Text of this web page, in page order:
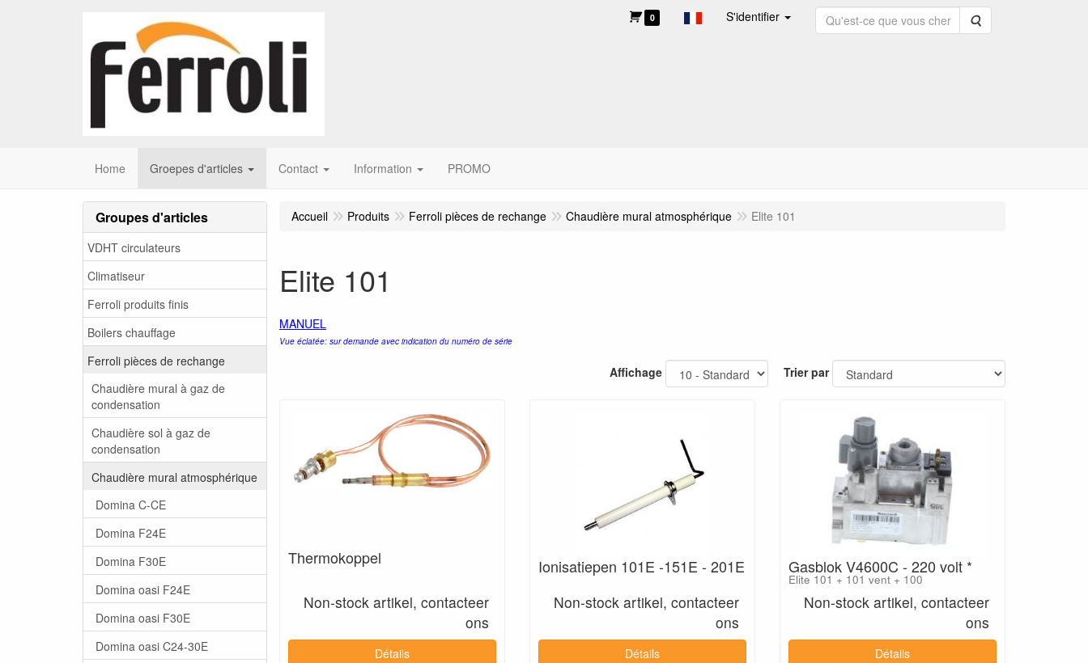
0 S'identifier Rechercher
Home Groepes d'articles Contact Information PROMO
Groupes d'articles
VDHT circulateurs
Climatiseur
Ferroli produits finis
Boilers chauffage
Ferroli pièces de rechange
Chaudière mural à gaz de
condensation
Chaudière sol à gaz de
condensation
Chaudière mural atmosphérique
Domina C-CE
Domina F24E
Domina F30E
Domina oasi F24E
Domina oasi F30E
Domina oasi C24-30E
Accueil Produits Ferroli pièces de rechange Chaudière mural atmosphérique Elite 101
Elite 101
MANUEL
Vue éclatée: sur demande avec indication du numéro de série
Affichage Trier par
Thermokoppel
Non-stock artikel, contacteer
ons
Détails
Ionisatiepen 101E -151E - 201E
Non-stock artikel, contacteer
ons
Détails
Gasblok V4600C - 220 volt *
Elite 101 + 101 vent + 100
Non-stock artikel, contacteer
ons
Détails